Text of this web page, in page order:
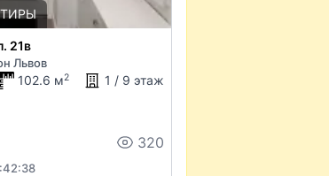
21в
Львов
102.6 м2 1 / 9 этаж
320